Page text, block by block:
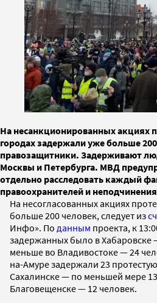
На несанкционированных акциях
городах задержали уже больше
правозащитники. Задерживают
Москвы и Петербурга. МВД
отдельно расследовать каждый
правоохранителей и
На несогласованных акциях
больше 200 человек, следует из
Инфо». По данным проекта, к
задержанных было в Хабаровске
меньше во Владивостоке — 24
на-Амуре задержали 23
Сахалинске — по меньшей мере
Благовещенске — 12 человек.